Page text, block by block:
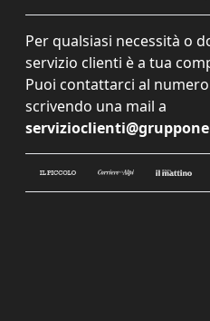
Per qualsiasi necessità o
servizio clienti è a tua
Puoi contattarci al numero
scrivendo una mail a